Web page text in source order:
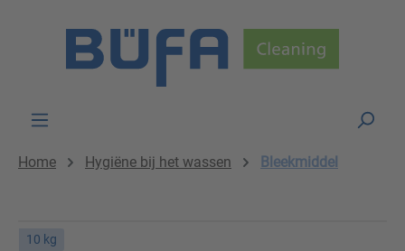
Home Hygiëne bij het wassen Bleekmiddel
10 kg